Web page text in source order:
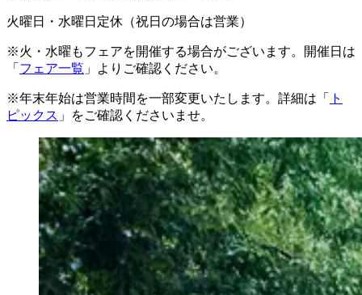
火曜日・水曜日定休（祝日の場合は営業）
※火・水曜もフェアを開催する場合がございます。開催日は
「 フェア一覧 」よりご確認ください。
※年末年始は営業時間を一部変更いたします。詳細は「
ト
ピックス 」をご確認くださいませ。